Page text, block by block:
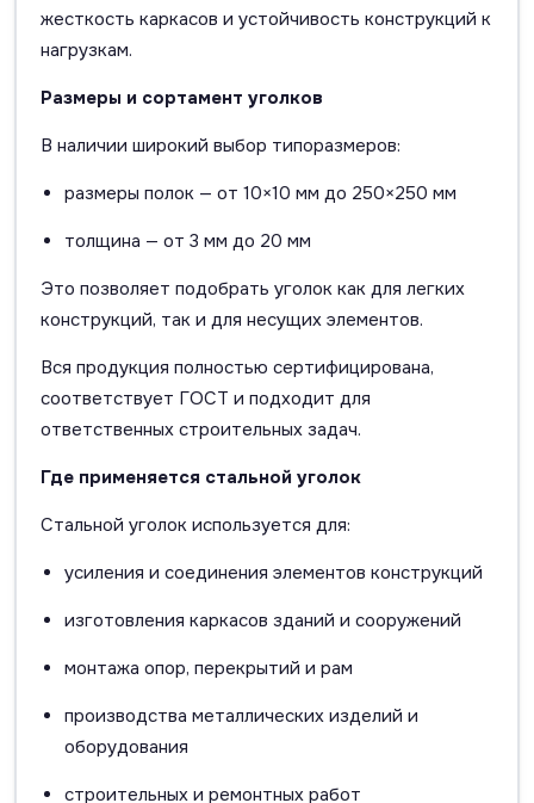
жесткость каркасов и устойчивость конструкций к
нагрузкам.
Размеры и сортамент уголков
В наличии широкий выбор типоразмеров:
размеры полок — от 10×10 мм до 250×250 мм
толщина — от 3 мм до 20 мм
Это позволяет подобрать уголок как для легких
конструкций, так и для несущих элементов.
Вся продукция полностью сертифицирована,
соответствует ГОСТ и подходит для
ответственных строительных задач.
Где применяется стальной уголок
Стальной уголок используется для:
усиления и соединения элементов конструкций
изготовления каркасов зданий и сооружений
монтажа опор, перекрытий и рам
производства металлических изделий и
оборудования
строительных и ремонтных работ